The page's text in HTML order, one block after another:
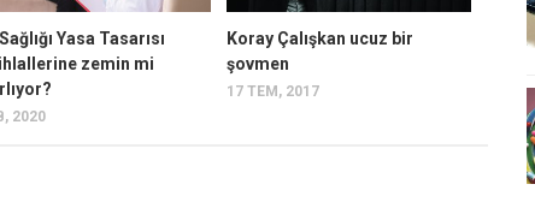
Yasa Tasarısı
zemin mi
2020
Koray Çalışkan ucuz bir
şovmen
17 TEM, 2017